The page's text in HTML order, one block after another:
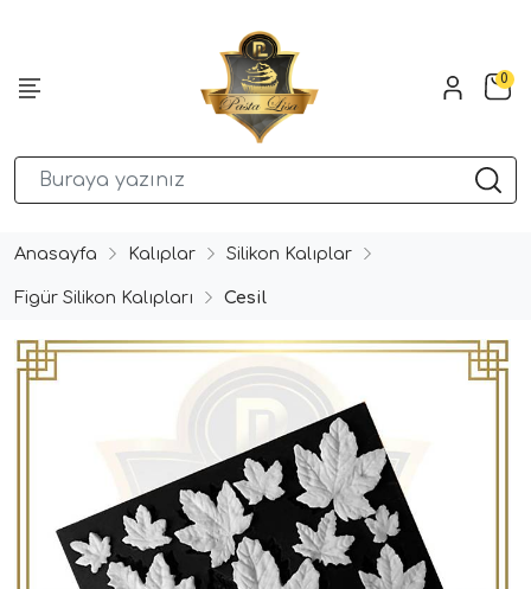
0
Anasayfa Kalıplar Silikon Kalıplar
Figür Silikon Kalıpları Cesil